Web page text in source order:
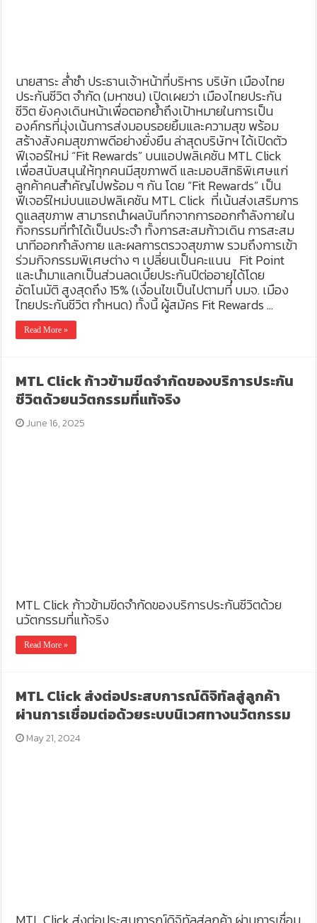
นายสาระ ล่ำซำ ประธานเจ้าหน้าที่บริหาร บริษัท เมืองไทย
ประกันชีวิต จำกัด (มหาชน) เปิดเผยว่า เมืองไทยประกัน
ชีวิต ยังคงเดินหน้าเพื่อตอกย้ำถึงเป้าหมายในการเป็น
องค์กรที่มุ่งเน้นการส่งมอบรอยยิ้มและความสุข พร้อม
สร้างสังคมสุขภาพดีอย่างยั่งยืน ล่าสุดบริษัทฯ ได้เปิดตัว
ฟีเจอร์ใหม่ “Fit Rewards” บนแอปพลิเคชัน MTL Click
เพื่อสนับสนุนให้ทุกคนมีสุขภาพดี และมอบสิทธิพิเศษแก่
ลูกค้าคนสำคัญไปพร้อม ๆ กัน โดย “Fit Rewards” เป็น
ฟีเจอร์ใหม่บนแอปพลิเคชัน MTL Click ที่เน้นส่งเสริมการ
ดูแลสุขภาพ สามารถนำผลบันทึกจากการออกกำลังกายใน
กิจกรรมที่ทำได้เป็นประจำ ทั้งการสะสมก้าวเดิน การสะสม
นาทีออกกำลังกาย และผลการตรวจสุขภาพ รวมถึงการเข้า
ร่วมกิจกรรมพิเศษต่าง ๆ เปลี่ยนเป็นคะแนน Fit Point
และนำมาแลกเป็นส่วนลดเบี้ยประกันปีต่ออายุได้โดย
อัตโนมัติ สูงสุดถึง 15% (เงื่อนไขเป็นไปตามที่ บมจ. เมือง
ไทยประกันชีวิต กำหนด) ทั้งนี้ ผู้สมัคร Fit Rewards …
Read More »
MTL Click ก้าวข้ามขีดจำกัดของบริการประกัน
ชีวิตด้วยนวัตกรรมที่แท้จริง
June 16, 2025
MTL Click ก้าวข้ามขีดจำกัดของบริการประกันชีวิตด้วย
นวัตกรรมที่แท้จริง
Read More »
MTL Click ส่งต่อประสบการณ์ดิจิทัลสู่ลูกค้า
ผ่านการเชื่อมต่อด้วยระบบนิเวศทางนวัตกรรม
May 21, 2024